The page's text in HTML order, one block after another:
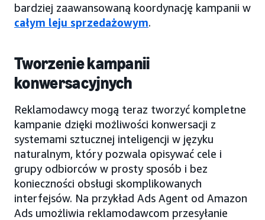
bardziej zaawansowaną koordynację kampanii w
całym leju sprzedażowym.
Tworzenie kampanii
konwersacyjnych
Reklamodawcy mogą teraz tworzyć kompletne
kampanie dzięki możliwości konwersacji z
systemami sztucznej inteligencji w języku
naturalnym, który pozwala opisywać cele i
grupy odbiorców w prosty sposób i bez
konieczności obsługi skomplikowanych
interfejsów. Na przykład Ads Agent od Amazon
Ads umożliwia reklamodawcom przesyłanie